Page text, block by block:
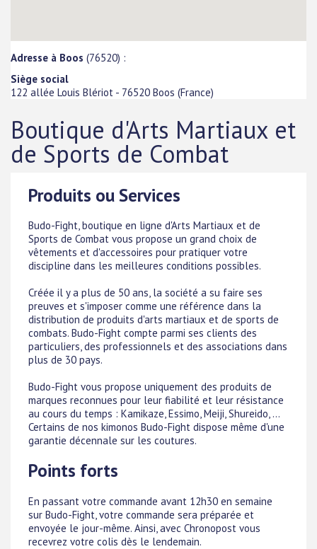
Adresse à Boos (76520) :
Siège social
122 allée Louis Blériot - 76520 Boos (France)
Boutique d'Arts Martiaux et
de Sports de Combat
Produits ou Services
Budo-Fight, boutique en ligne d'Arts Martiaux et de
Sports de Combat vous propose un grand choix de
vêtements et d'accessoires pour pratiquer votre
discipline dans les meilleures conditions possibles.
Créée il y a plus de 50 ans, la société a su faire ses
preuves et s'imposer comme une référence dans la
distribution de produits d'arts martiaux et de sports de
combats. Budo-Fight compte parmi ses clients des
particuliers, des professionnels et des associations dans
plus de 30 pays.
Budo-Fight vous propose uniquement des produits de
marques reconnues pour leur fiabilité et leur résistance
au cours du temps : Kamikaze, Essimo, Meiji, Shureido, ...
Certains de nos kimonos Budo-Fight dispose même d'une
garantie décennale sur les coutures.
Points forts
En passant votre commande avant 12h30 en semaine
sur Budo-Fight, votre commande sera préparée et
envoyée le jour-même. Ainsi, avec Chronopost vous
recevrez votre colis dès le lendemain.